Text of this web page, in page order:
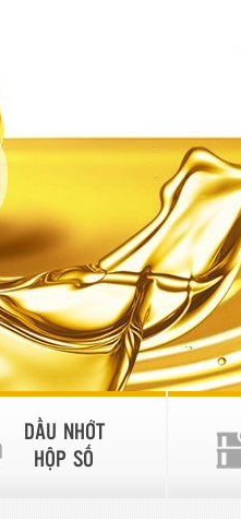
DẦU NHỚT
HỘP SỐ